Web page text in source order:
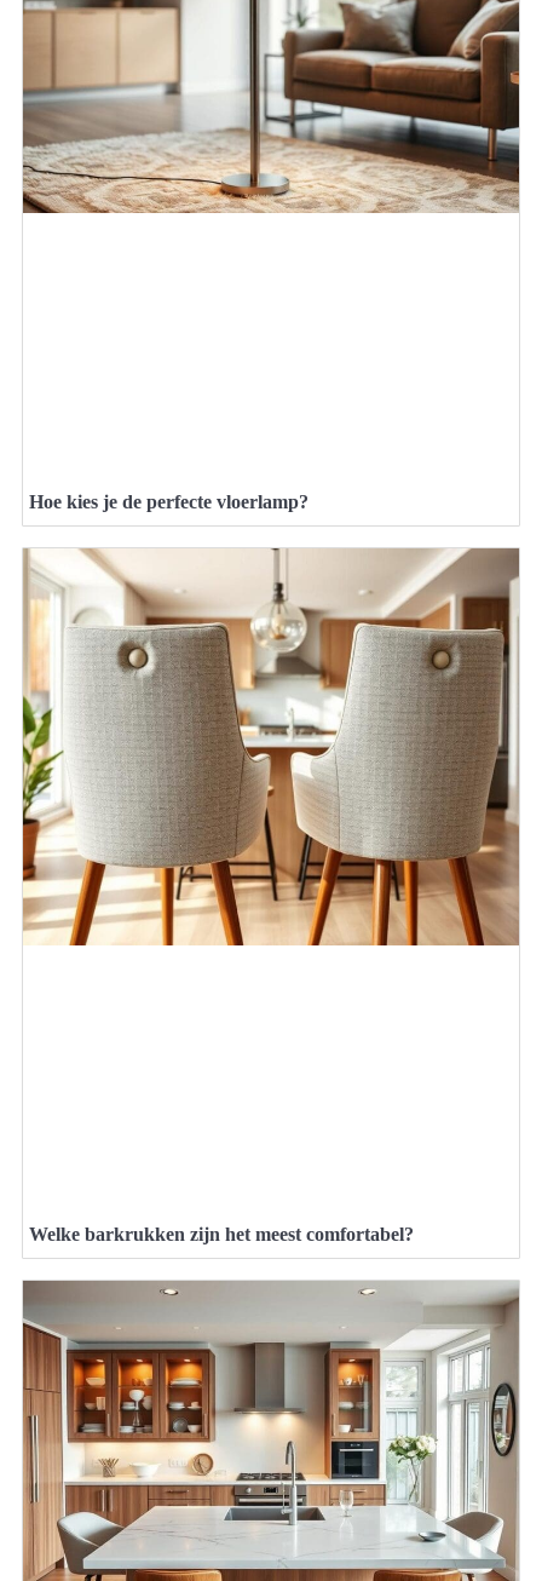
Hoe kies je de perfecte vloerlamp?
Welke barkrukken zijn het meest comfortabel?